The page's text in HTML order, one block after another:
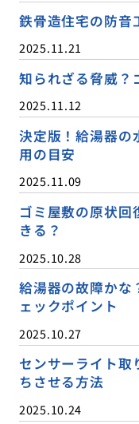
鉄骨造住宅の防音
2025.11.21
知られざる脅威？
2025.11.12
決定版！給湯器の
用の目安
2025.11.09
ゴミ屋敷の原状回
きる？
2025.10.28
給湯器の故障かな
ェックポイント
2025.10.27
センサーライト取
ちさせる方法
2025.10.24